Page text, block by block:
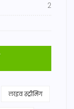
2
लाइव स्ट्रीमिंग